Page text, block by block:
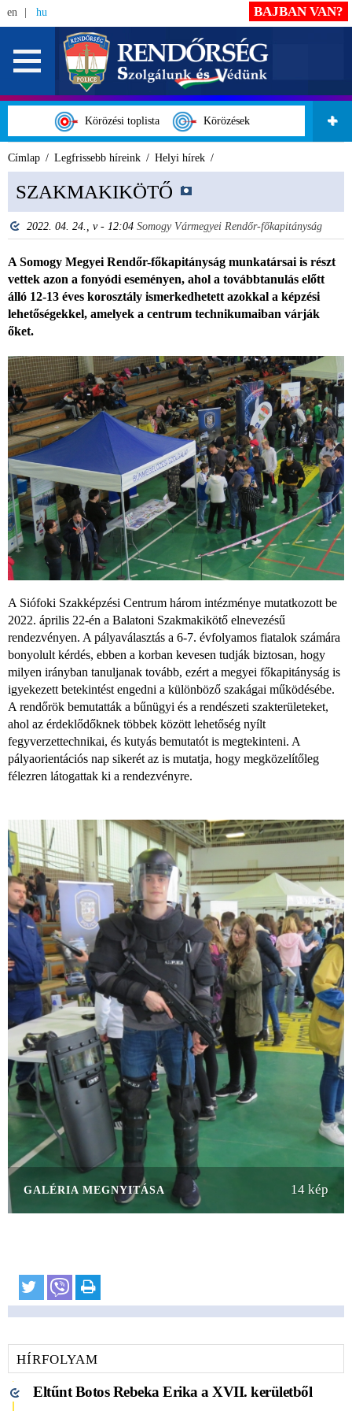
en hu
Körözési toplista Körözések
BAJBAN VAN?
Címlap Legfrissebb híreink Helyi hírek
SZAKMAKIKÖTŐ
2022. 04. 24., v - 12:04 Somogy Vármegyei Rendőr-főkapitányság
A Somogy Megyei Rendőr-főkapitányság munkatársai is részt
vettek azon a fonyódi eseményen, ahol a továbbtanulás előtt
álló 12-13 éves korosztály ismerkedhetett azokkal a képzési
lehetőségekkel, amelyek a centrum technikumaiban várják
őket.
A Siófoki Szakképzési Centrum három intézménye mutatkozott be
2022. április 22-én a Balatoni Szakmakikötő elnevezésű
rendezvényen. A pályaválasztás a 6-7. évfolyamos fiatalok számára
bonyolult kérdés, ebben a korban kevesen tudják biztosan, hogy
milyen irányban tanuljanak tovább, ezért a megyei főkapitányság is
igyekezett betekintést engedni a különböző szakágai működésébe.
A rendőrök bemutatták a bűnügyi és a rendészeti szakterületeket,
ahol az érdeklődőknek többek között lehetőség nyílt
fegyverzettechnikai, és kutyás bemutatót is megtekinteni. A
pályaorientációs nap sikerét az is mutatja, hogy megközelítőleg
félezren látogattak ki a rendezvényre.
14 kép
GALÉRIA MEGNYITÁSA
HÍRFOLYAM
Eltűnt Botos Rebeka Erika a XVII. kerületből